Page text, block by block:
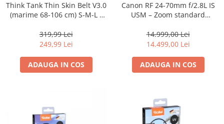
Think Tank Thin Skin Belt V3.0
(marime 68-106 cm) S-M-L -
319,99 Lei
249,99 Lei
ADAUGA IN COS
Canon RF 24-70mm f/2.8L IS
USM – Zoom standard
14.999,00 Lei
14.499,00 Lei
ADAUGA IN COS